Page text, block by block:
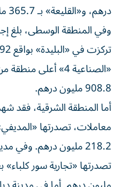
درهم، و«القليعة» بـ 365.7 مليون درهم.
«الصناعية 4»
908.8 مليون درهم.